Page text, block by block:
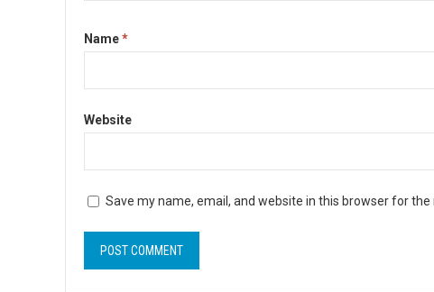
Name*
Website
Save my name, email, and website in this browser for